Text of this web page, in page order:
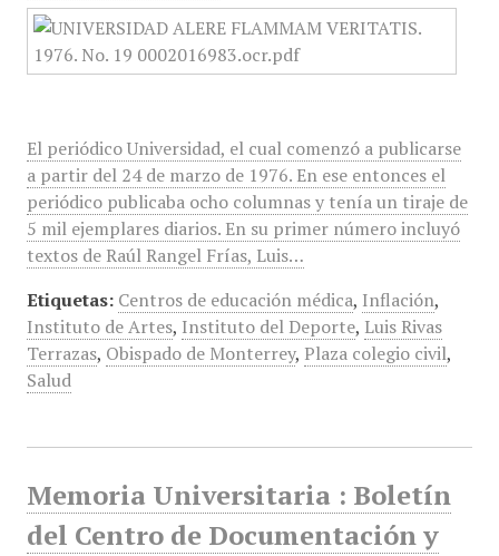
El periódico Universidad, el cual comenzó a publicarse
a partir del 24 de marzo de 1976. En ese entonces el
periódico publicaba ocho columnas y tenía un tiraje de
5 mil ejemplares diarios. En su primer número incluyó
textos de Raúl Rangel Frías, Luis…
Etiquetas: Centros de educación médica, Inflación,
Instituto de Artes, Instituto del Deporte, Luis Rivas
Terrazas, Obispado de Monterrey, Plaza colegio civil,
Salud
Memoria Universitaria : Boletín
del Centro de Documentación y